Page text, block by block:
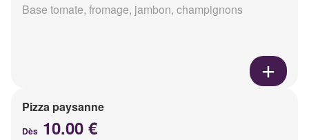
Base tomate, fromage, jambon, champignons
Pizza paysanne
Dès 10.00 €